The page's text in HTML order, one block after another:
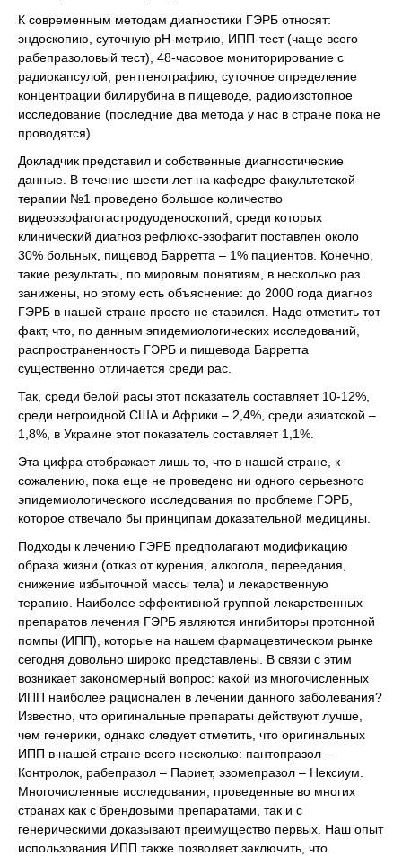
К современным методам диагностики ГЭРБ относят:
эндоскопию, суточную pH-метрию, ИПП-тест (чаще всего
рабепразоловый тест), 48-часовое мониторирование с
радиокапсулой, рентгенографию, суточное определение
концентрации билирубина в пищеводе, радиоизотопное
исследование (последние два метода у нас в стране пока не
проводятся).
Докладчик представил и собственные диагностические
данные. В течение шести лет на кафедре факультетской
терапии №1 проведено большое количество
видеоэзофагогастродуоденоскопий, среди которых
клинический диагноз рефлюкс-эзофагит поставлен около
30% больных, пищевод Барретта – 1% пациентов. Конечно,
такие результаты, по мировым понятиям, в несколько раз
занижены, но этому есть объяснение: до 2000 года диагноз
ГЭРБ в нашей стране просто не ставился. Надо отметить тот
факт, что, по данным эпидемиологических исследований,
распространенность ГЭРБ и пищевода Барретта
существенно отличается среди рас.
Так, среди белой расы этот показатель составляет 10-12%,
среди негроидной США и Африки – 2,4%, среди азиатской –
1,8%, в Украине этот показатель составляет 1,1%.
Эта цифра отображает лишь то, что в нашей стране, к
сожалению, пока еще не проведено ни одного серьезного
эпидемиологического исследования по проблеме ГЭРБ,
которое отвечало бы принципам доказательной медицины.
Подходы к лечению ГЭРБ предполагают модификацию
образа жизни (отказ от курения, алкоголя, переедания,
снижение избыточной массы тела) и лекарственную
терапию. Наиболее эффективной группой лекарственных
препаратов лечения ГЭРБ являются ингибиторы протонной
помпы (ИПП), которые на нашем фармацевтическом рынке
сегодня довольно широко представлены. В связи с этим
возникает закономерный вопрос: какой из многочисленных
ИПП наиболее рационален в лечении данного заболевания?
Известно, что оригинальные препараты действуют лучше,
чем генерики, однако следует отметить, что оригинальных
ИПП в нашей стране всего несколько: пантопразол –
Контролок, рабепразол – Париет, эзомепразол – Нексиум.
Многочисленные исследования, проведенные во многих
странах как с брендовыми препаратами, так и с
генерическими доказывают преимущество первых. Наш опыт
использования ИПП также позволяет заключить, что